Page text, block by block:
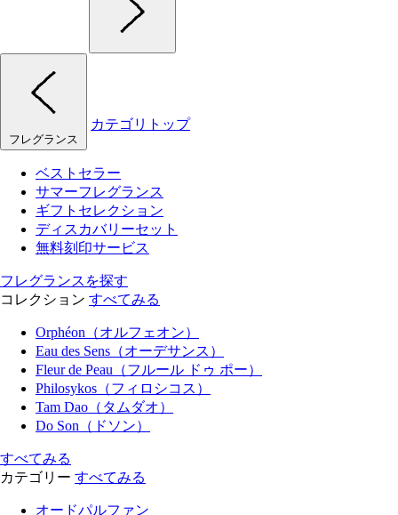
フレグランス
カテゴリトップ
ベストセラー
サマーフレグランス
ギフトセレクション
ディスカバリーセット
無料刻印サービス
フレグランスを探す
コレクション すべてみる
Orphéon（オルフェオン）
Eau des Sens（オーデサンス）
Fleur de Peau（フルール ドゥ ポー）
Philosykos（フィロシコス）
Tam Dao（タムダオ）
Do Son（ドソン）
すべてみる
カテゴリー すべてみる
オードパルファン